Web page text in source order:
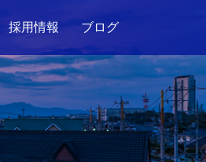
採用情報 ブログ